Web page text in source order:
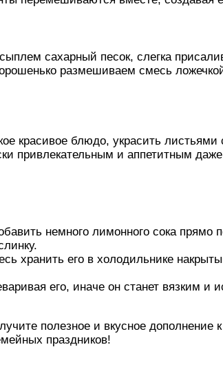
сахарный песок, слегка
размешиваем смесь
красивое блюдо, украсить листьями
привлекательным и аппетитным
немного лимонного сока прямо
хранить его в холодильнике
его, иначе он станет вязким и
полезное и вкусное дополнение
праздников!